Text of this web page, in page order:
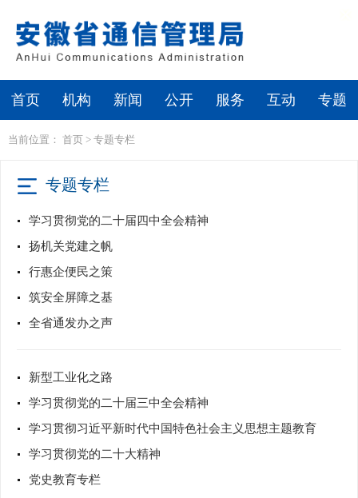
首页 机构 新闻 公开 服务 互动 专题
当前位置： 首页 > 专题专栏
专题专栏
学习贯彻党的二十届四中全会精神
扬机关党建之帆
行惠企便民之策
筑安全屏障之基
全省通发办之声
新型工业化之路
学习贯彻党的二十届三中全会精神
学习贯彻习近平新时代中国特色社会主义思想主题教育
学习贯彻党的二十大精神
党史教育专栏